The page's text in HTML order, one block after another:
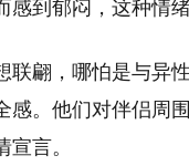
到郁闷，这种情
联翩，哪怕是与异
感。他们对伴侣周
言。